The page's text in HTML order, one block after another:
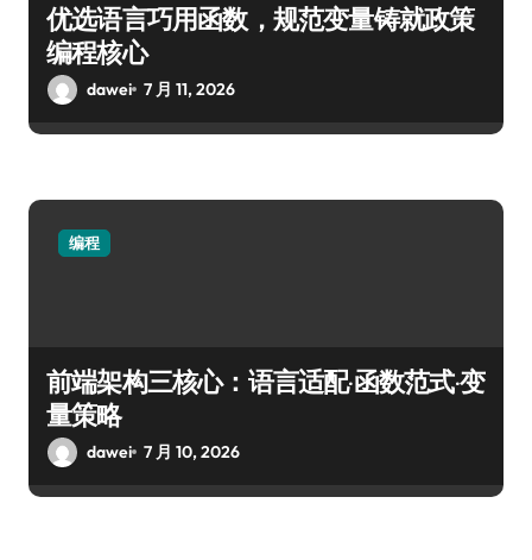
优选语言巧用函数，规范变量铸就政策
编程核心
dawei 7 月 11, 2026
编程
前端架构三核心：语言适配·函数范式·变
量策略
dawei 7 月 10, 2026